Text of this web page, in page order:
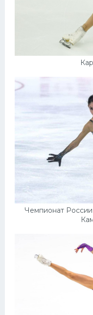
Чемпионат